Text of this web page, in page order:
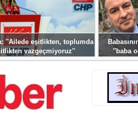
''Ailede eşitlikten, toplumda
vazgeçmiyoruz''
''baba